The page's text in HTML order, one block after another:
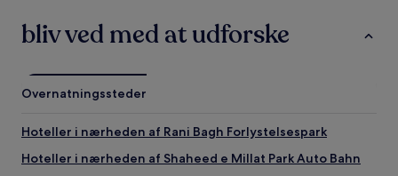
bliv ved med at udforske
Overnatningssteder
Hoteller i nærheden af Rani Bagh Forlystelsespark
Hoteller i nærheden af Shaheed e Millat Park Auto Bahn